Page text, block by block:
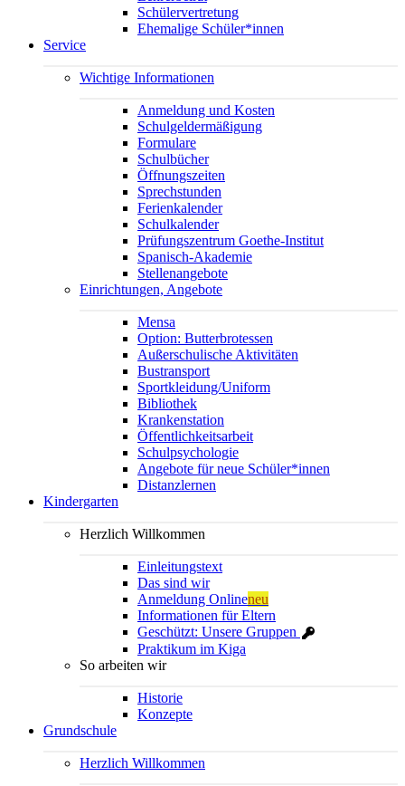
Schülervertretung
Ehemalige Schüler*innen
Service
Wichtige Informationen
Anmeldung und Kosten
Schulgeldermäßigung
Formulare
Schulbücher
Öffnungszeiten
Sprechstunden
Ferienkalender
Schulkalender
Prüfungszentrum Goethe-Institut
Spanisch-Akademie
Stellenangebote
Einrichtungen, Angebote
Mensa
Option: Butterbrotessen
Außerschulische Aktivitäten
Bustransport
Sportkleidung/Uniform
Bibliothek
Krankenstation
Öffentlichkeitsarbeit
Schulpsychologie
Angebote für neue Schüler*innen
Distanzlernen
Kindergarten
Herzlich Willkommen
Einleitungstext
Das sind wir
Anmeldung Onlineneu
Informationen für Eltern
Geschützt: Unsere Gruppen
Praktikum im Kiga
So arbeiten wir
Historie
Konzepte
Grundschule
Herzlich Willkommen